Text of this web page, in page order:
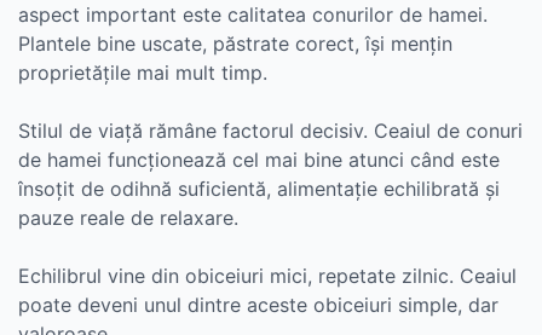
aspect important este calitatea conurilor de hamei.
Plantele bine uscate, păstrate corect, își mențin
proprietățile mai mult timp.
Stilul de viață rămâne factorul decisiv. Ceaiul de conuri
de hamei funcționează cel mai bine atunci când este
însoțit de odihnă suficientă, alimentație echilibrată și
pauze reale de relaxare.
Echilibrul vine din obiceiuri mici, repetate zilnic. Ceaiul
poate deveni unul dintre aceste obiceiuri simple, dar